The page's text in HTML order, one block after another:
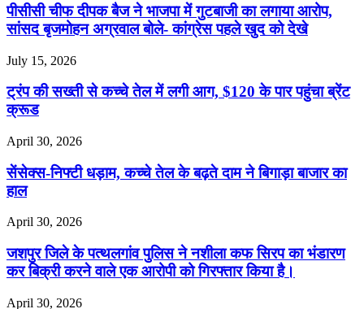
पीसीसी चीफ दीपक बैज ने भाजपा में गुटबाजी का लगाया आरोप,
सांसद बृजमोहन अग्रवाल बोले- कांग्रेस पहले खुद को देखे
July 15, 2026
ट्रंप की सख्ती से कच्चे तेल में लगी आग, $120 के पार पहुंचा ब्रेंट
क्रूड
April 30, 2026
सेंसेक्स-निफ्टी धड़ाम, कच्चे तेल के बढ़ते दाम ने बिगाड़ा बाजार का
हाल
April 30, 2026
जशपुर जिले के पत्थलगांव पुलिस ने नशीला कफ सिरप का भंडारण
कर बिक्री करने वाले एक आरोपी को गिरफ्तार किया है।
April 30, 2026